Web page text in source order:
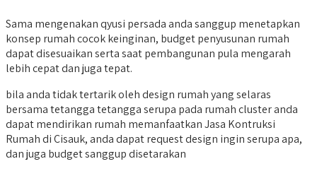
Sama mengenakan qyusi persada anda sanggup menetapkan
konsep rumah cocok keinginan, budget penyusunan rumah
dapat disesuaikan serta saat pembangunan pula mengarah
lebih cepat dan juga tepat.
bila anda tidak tertarik oleh design rumah yang selaras
bersama tetangga tetangga serupa pada rumah cluster anda
dapat mendirikan rumah memanfaatkan Jasa Kontruksi
Rumah di Cisauk, anda dapat request design ingin serupa apa,
dan juga budget sanggup disetarakan